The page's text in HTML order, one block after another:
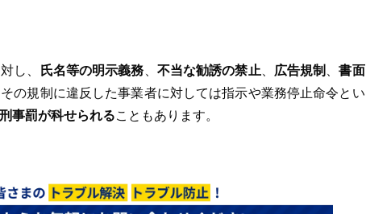
し、 氏名等の明示義務 不当な勧誘の禁止 広告規制 、書面
の規制に違反した事業者に対しては指示や業務停止命令とい
事罰が科せられることもあります。